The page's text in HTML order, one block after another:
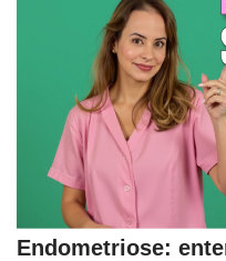
Endometriose: